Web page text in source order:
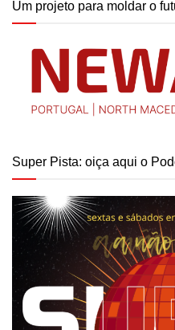
Um projeto para moldar o
Super Pista: oiça aqui o